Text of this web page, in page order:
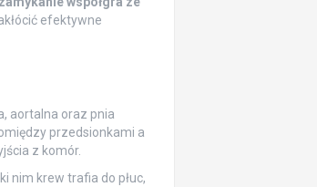
efektywne
aortalna oraz pnia
przedsionkami a
z komór.
nim krew trafia do płuc,